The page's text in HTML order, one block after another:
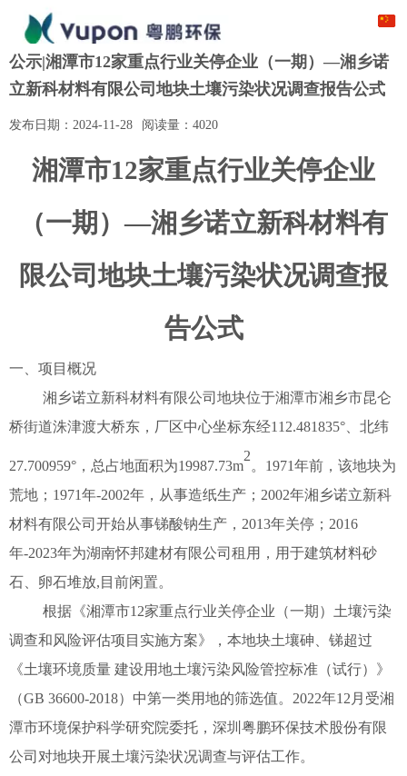
公示|湘潭市12家重点行业关停企业（一期）—湘乡诺
立新科材料有限公司地块土壤污染状况调查报告公式
发布日期： 2024-11-28 阅读量： 4020
湘潭市12家重点行业关停企业
（一期）—湘乡诺立新科材料有
限公司地块土壤污染状况调查报
告公式
一、项目概况
湘乡诺立新科材料有限公司地块位于湘潭市湘乡市昆仑
桥街道洙津渡大桥东，厂区中心坐标东经112.481835°、北纬
27.700959° ，总占地面积为19987.73m
2
。 1971年前，该地块为
荒地； 1971年-2002年，从事造纸生产； 2002年湘乡诺立新科
材料有限公司开始从事锑酸钠生产， 2013年关停； 2016
年-2023年为湖南怀邦建材有限公司租用，用于建筑材料砂
石、卵石堆放, 目前闲置。
根据《湘潭市12家重点行业关停企业（一期）土壤污染
调查和风险评估项目实施方案》，本地块土壤砷、锑超过
《土壤环境质量 建设用地土壤污染风险管控标准（试行）》
（GB 36600-2018）中第一类用地的筛选值。 2022年12 月受湘
潭市环境保护科学研究院委托，深圳粤鹏环保技术股份有限
公司对地块开展土壤污染状况调查与评估工作。